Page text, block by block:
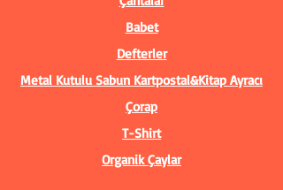
Babet
Defterler
Metal Kutulu Sabun Kartpostal&Kitap Ayracı
Çorap
T-Shirt
Organik Çaylar